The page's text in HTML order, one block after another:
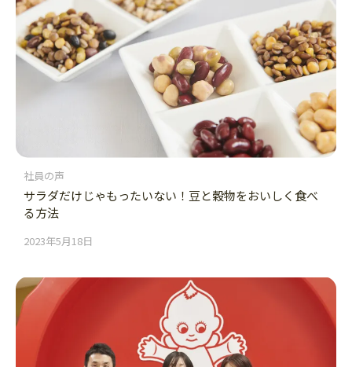
社員の声
サラダだけじゃもったいない！豆と穀物をおいしく食べ
る方法
2023年5月18日